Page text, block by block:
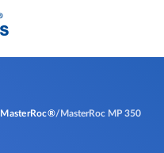
MasterRoc® MasterRoc MP 350